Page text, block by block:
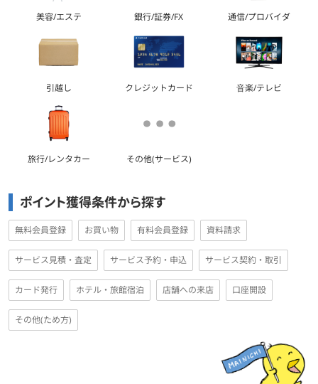
美容/エステ 銀行/証券/FX 通信/プロバイダ
引越し クレジットカード 音楽/テレビ
旅行/レンタカー その他(サービス)
ポイント獲得条件から探す
無料会員登録 お買い物 有料会員登録 資料請求
サービス見積・査定 サービス予約・申込 サービス契約・取引
カード発行 ホテル・旅館宿泊 店舗への来店 口座開設
その他(ため方)